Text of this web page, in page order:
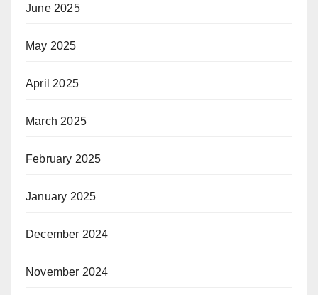
June 2025
May 2025
April 2025
March 2025
February 2025
January 2025
December 2024
November 2024